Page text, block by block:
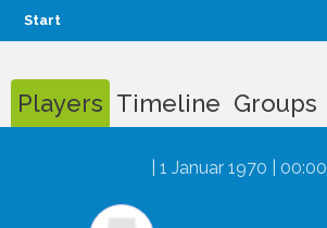
Start
Players Timeline Groups
1 Januar 1970 | 00:00